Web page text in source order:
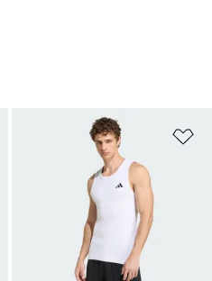
Zur Wunschliste hinzufügen